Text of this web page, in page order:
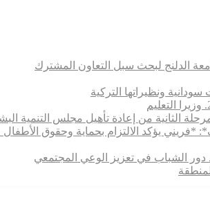
الدلنج لبحث سبل التعاون المشترك
ونظيراتها التركية
الثانية من إعادة تأهيل مجلس التنمية
*​فريني يؤكد الالتزام بحماية وحقوق
دور الشباب في تعزيز الوعي المجتمعي